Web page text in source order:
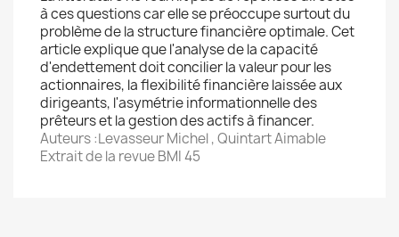
à ces questions car elle se préoccupe surtout du
problème de la structure financière optimale. Cet
article explique que l'analyse de la capacité
d'endettement doit concilier la valeur pour les
actionnaires, la flexibilité financière laissée aux
dirigeants, l'asymétrie informationnelle des
prêteurs et la gestion des actifs à financer.
Auteurs :Levasseur Michel , Quintart Aimable
Extrait de la revue BMI 45